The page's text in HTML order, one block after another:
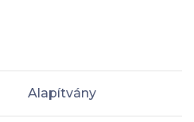
Alapítvány